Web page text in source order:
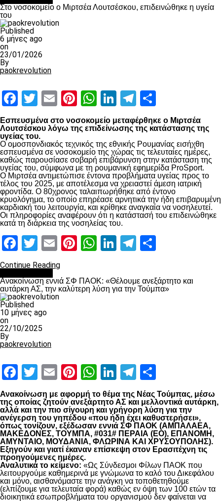
Στο νοσοκομείο ο Μιρτσέα Λουτσέσκου, επιδεινώθηκε η υγεία
του
Published
6 μήνες ago
on
23/01/2026
By
paokrevolution
Facebook
Twitter
EmailPinterest
WhatsApp
LinkedIn
Telegram
Εσπευσμένα στο νοσοκομείο μεταφέρθηκε ο Μιρτσέα
Λουτσέσκου λόγω της επιδείνωσης της κατάστασης της
υγείας του.
Ο ομοσπονδιακός τεχνικός της εθνικής Ρουμανίας εισήχθη
εσπευσμένα σε νοσοκομείο της χώρας τις τελευταίες ημέρες,
καθώς παρουσίασε σοβαρή επιβάρυνση στην κατάσταση της
υγείας του, σύμφωνα με τη ρουμανική εφημερίδα ProSport.
Ο Μιρτσέα αντιμετώπισε έντονα προβλήματα υγείας προς το
τέλος του 2025, με αποτέλεσμα να χρειαστεί άμεση ιατρική
φροντίδα. Ο 80χρονος ταλαιπωρήθηκε από έντονο
κρυολόγημα, το οποίο επηρέασε αρνητικά την ήδη επιβαρυμένη
καρδιακή του λειτουργία, και κρίθηκε αναγκαία να νοσηλευτεί.
Οι πληροφορίες αναφέρουν ότι η κατάστασή του επιδεινώθηκε
κατά τη διάρκεια της νοσηλείας του.
Facebook
Twitter
EmailPinterest
WhatsApp
LinkedIn
Telegram
Continue Reading
Ανακοίνωση εννιά ΣΦ ΠΑΟΚ: «Θέλουμε ανεξάρτητο και
αυτάρκη ΑΣ, την καλύτερη λύση για την Τούμπα»
Published
10 μήνες ago
on
22/10/2025
By
paokrevolution
Facebook
Twitter
EmailPinterest
WhatsApp
LinkedIn
Telegram
Ανακοίνωση με αφορμή το θέμα της Νέας Τούμπας, μέσω
της οποίας ζητούν ανεξάρτητο ΑΣ και μελλοντικά αυτάρκη,
αλλά και την πιο σίγουρη και γρήγορη λύση για την
ανέγερση του γηπέδου «που ήδη έχει καθυστερήσει»,
όπως τονίζουν, εξέδωσαν εννιά ΣΦ ΠΑΟΚ (ΑΜΠΑΛΑΕΑ,
ΜΑΚΕΔΟΝΕΣ, ΤΟΥΜΠΑ, #031# ΠΕΡΑΙΑ (ΕΟ), ΕΠΑΝΟΜΗ,
ΑΜΥΝΤΑΙΟ, ΜΟΥΔΑΝΙΑ, ΦΛΩΡΙΝΑ ΚΑΙ ΧΡΥΣΟΥΠΟΛΗΣ).
Εξηγούν και γιατί έκαναν επίσκεψη στον Ερασιτέχνη τις
προηγούμενες ημέρες.
Αναλυτικά το κείμενο: «Ως Σύνδεσμοι Φίλων ΠΑΟΚ που
λειτουργούμε καθημερινά με γνώμωνα το καλό του Δικεφάλου
και μόνο, αισθανόμαστε την ανάγκη να τοποθετηθούμε
(ελπίζουμε για τελευταία φορά) καθώς εν όψη των 100 ετών τα
διοικητικά εσωπροβλήματα του οργανισμού δεν φαίνεται να